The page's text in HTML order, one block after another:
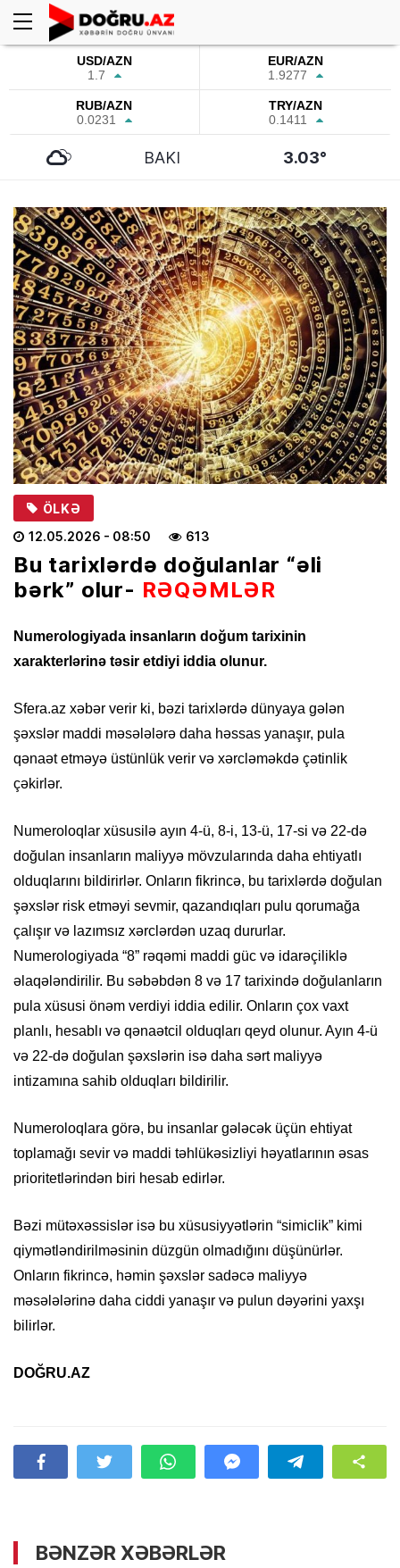
USD/AZN
1.7
EUR/AZN
1.9277
RUB/AZN
0.0231
TRY/AZN
0.1411
BAKI 3.03°
ÖLKƏ
12.05.2026 - 08:50 613
Bu tarixlərdə doğulanlar “əli
bərk” olur- RƏQƏMLƏR
Numerologiyada insanların doğum tarixinin
xarakterlərinə təsir etdiyi iddia olunur.
Sfera.az xəbər verir ki, bəzi tarixlərdə dünyaya gələn
şəxslər maddi məsələlərə daha həssas yanaşır, pula
qənaət etməyə üstünlük verir və xərcləməkdə çətinlik
çəkirlər.
Numeroloqlar xüsusilə ayın 4-ü, 8-i, 13-ü, 17-si və 22-də
doğulan insanların maliyyə mövzularında daha ehtiyatlı
olduqlarını bildirirlər. Onların fikrincə, bu tarixlərdə doğulan
şəxslər risk etməyi sevmir, qazandıqları pulu qorumağa
çalışır və lazımsız xərclərdən uzaq dururlar.
Numerologiyada “8” rəqəmi maddi güc və idarəçiliklə
əlaqələndirilir. Bu səbəbdən 8 və 17 tarixində doğulanların
pula xüsusi önəm verdiyi iddia edilir. Onların çox vaxt
planlı, hesablı və qənaətcil olduqları qeyd olunur. Ayın 4-ü
və 22-də doğulan şəxslərin isə daha sərt maliyyə
intizamına sahib olduqları bildirilir.
Numeroloqlara görə, bu insanlar gələcək üçün ehtiyat
toplamağı sevir və maddi təhlükəsizliyi həyatlarının əsas
prioritetlərindən biri hesab edirlər.
Bəzi mütəxəssislər isə bu xüsusiyyətlərin “simiclik” kimi
qiymətləndirilməsinin düzgün olmadığını düşünürlər.
Onların fikrincə, həmin şəxslər sadəcə maliyyə
məsələlərinə daha ciddi yanaşır və pulun dəyərini yaxşı
bilirlər.
DOĞRU.AZ
BƏNZƏR XƏBƏRLƏR